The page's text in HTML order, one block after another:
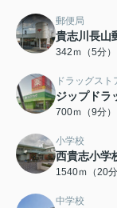
郵便局
貴志川長山
342ｍ（5分）
ドラッグスト
ジップドラ
700ｍ（9分）
小学校
西貴志小学
1540ｍ（20分
中学校